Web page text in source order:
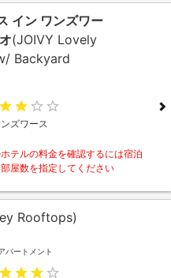
イン ワンズワー
(JOIVY Lovely
Backyard
ズワース
テルの料金を確認するには宿泊
部屋数を指定してください
Rooftops)
パートメント